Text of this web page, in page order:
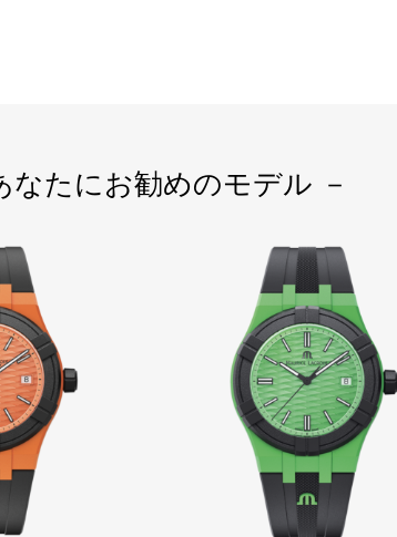
なたにお勧めのモデル －